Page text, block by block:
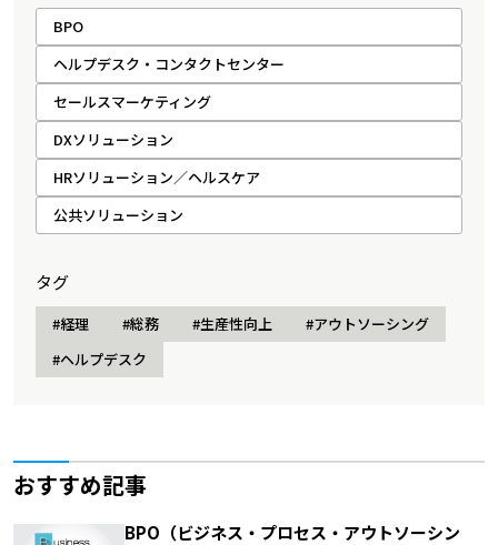
BPO
ヘルプデスク・コンタクトセンター
セールスマーケティング
DXソリューション
HRソリューション／ヘルスケア
公共ソリューション
タグ
#経理 #総務 #生産性向上
#アウトソーシング
#ヘルプデスク
おすすめ記事
BPO（ビジネス・プロセス・アウトソーシン